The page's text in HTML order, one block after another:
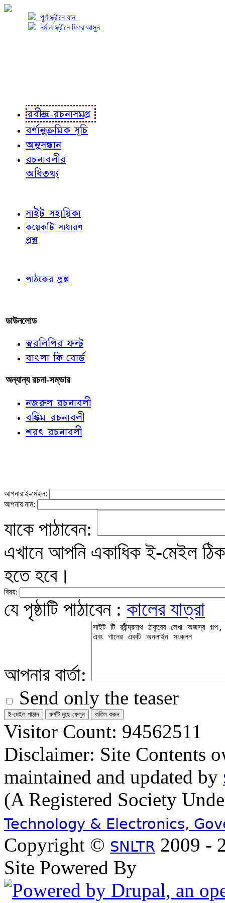
পূর্ণ স্ক্রীনে যান
নর্মাল স্ক্রীনে ফিরে আসুন
রবীন্দ্র-রচনাসমগ্র
বর্ণানুক্রমিক সূচি
অনুসন্ধান
রচনাবলীর
অধিতথ্য
সাইট সহায়িকা
কয়েকটি সাধারণ
প্রশ্ন
পাঠকের প্রশ্ন
ডাউনলোড
স্বরলিপির ফন্ট
বাংলা কি-বোর্ড
অন্যান্য রচনা-সম্ভার
নজরুল রচনাবলী
বঙ্কিম রচনাবলী
শরৎ রচনাবলী
আপনার ই-মেইল:
আপনার নাম:
যাকে পাঠাবেন:
এখানে আপনি একাধিক ই-মেইল
হতে হবে।
বিষয়:
যে পৃষ্ঠাটি পাঠাবেন : কালের যাত্রা
আপনার বার্তা:
Send only the teaser
Visitor Count: 94562511
Disclaimer: Site Contents
maintained and updated by
(A Registered Society
Technology & Electronics,
Copyright © SNLTR 2009 -
Site Powered By